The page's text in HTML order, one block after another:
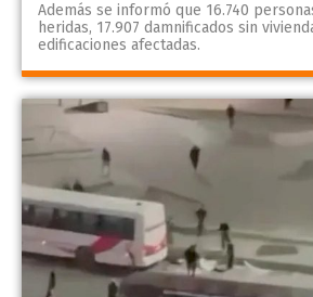
Además se informó que 16.740
heridas, 17.907 damnificados sin
edificaciones afectadas.